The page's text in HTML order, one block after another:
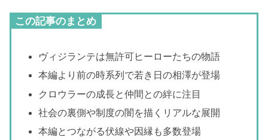
この記事のまとめ
ヴィジランテは無許可ヒーローたちの物語
本編より前の時系列で若き日の相澤が登場
クロウラーの成長と仲間との絆に注目
社会の裏側や制度の闇を描くリアルな展開
本編とつながる伏線や因縁も多数登場